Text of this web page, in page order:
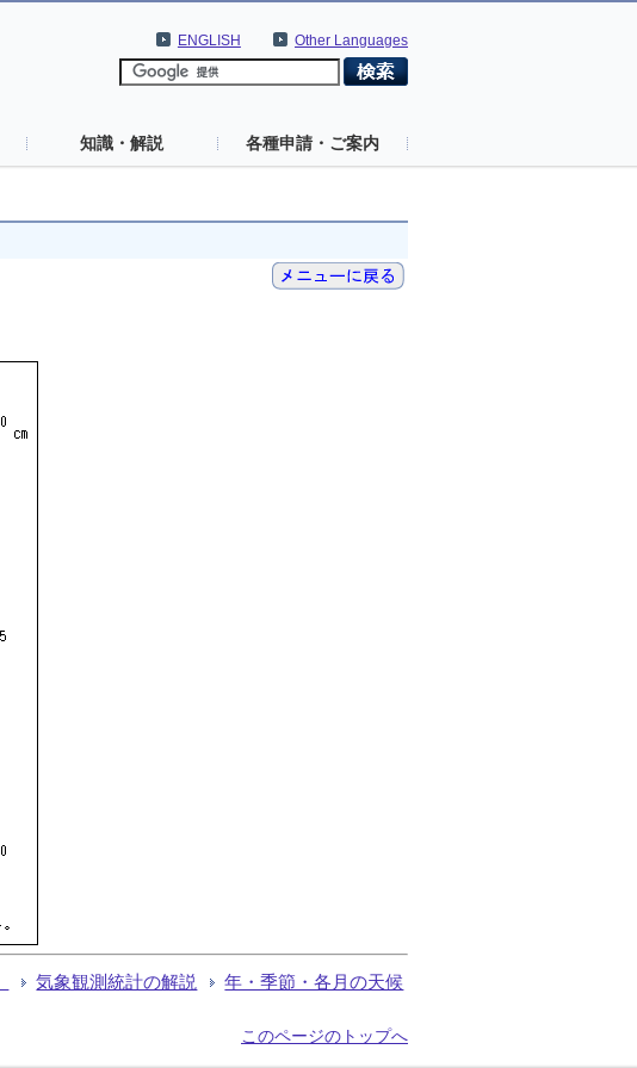
Other Languages
ENGLISH
知識・解説 各種申請・ご案内
気象観測統計の解説 年・季節・各月の天候
このページのトップへ